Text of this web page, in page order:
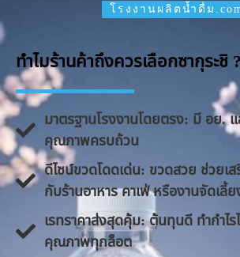
โรงงานผลิตน้ำดื่ม
ทำไมร้านค้าถึงควรเลือกซากุระชิ ?
มาตรฐานโรงงานโดยตรง: มี อย. แ
คุณภาพครบถ้วน
ดีไซน์ขวดโดดเด่น: ขวดสวย ช่วยเ
กับร้านอาหาร คาเฟ่ หรืองานจัดเลี้ย
เรทราคาส่งสุดคุ้ม: ต้นทุนดี ทำกำไ
คุณภาพทุกล็อต